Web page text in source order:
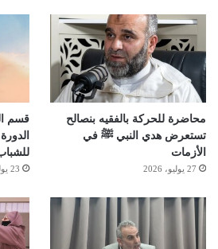
محاضرة للحركة بالفقيه بنصالح
تستعرض هدي النبي ﷺ في
الأزمات
27 يوليو، 2026
قسم
23 يوليو، 2026